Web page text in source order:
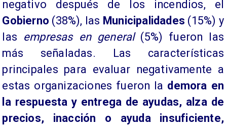
negativo después de los incendios, el
Gobierno (38%), las Municipalidades (15%) y
las empresas en general (5%) fueron las
más señaladas. Las características
principales para evaluar negativamente a
estas organizaciones fueron la demora en
la respuesta y entrega de ayudas, alza de
precios, inacción o ayuda insuficiente,